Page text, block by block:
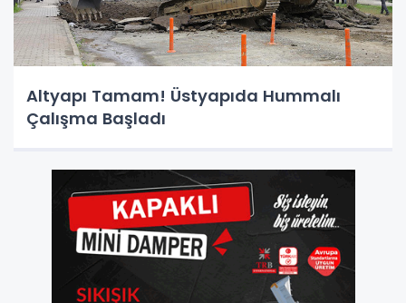
Altyapı Tamam! Üstyapıda Hummalı
Çalışma Başladı